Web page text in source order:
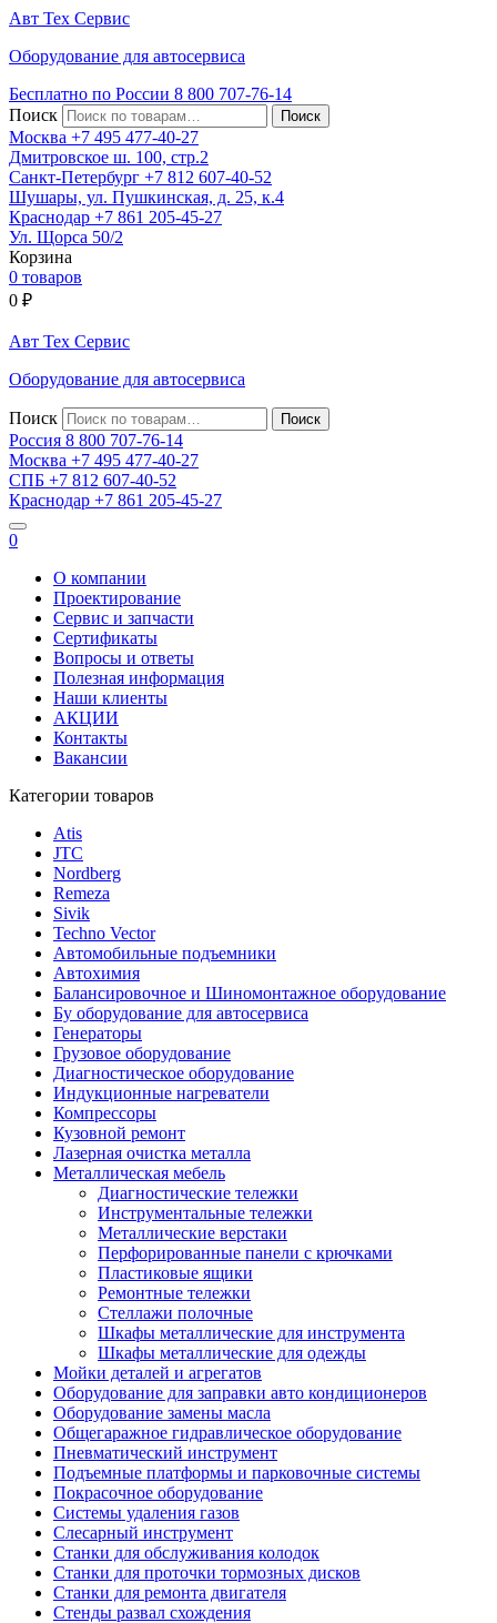
Авт Тех Сервис
Оборудование для автосервиса
Бесплатно по России 8 800 707-76-14
Поиск
Москва +7 495 477-40-27
Дмитровское ш. 100, стр.2
Санкт-Петербург +7 812 607-40-52
Шушары, ул. Пушкинская, д. 25, к.4
Краснодар +7 861 205-45-27
Ул. Щорса 50/2
Корзина
0 товаров
0 ₽
Авт Тех Сервис
Оборудование для автосервиса
Поиск
Россия 8 800 707-76-14
Москва +7 495 477-40-27
СПБ +7 812 607-40-52
Краснодар +7 861 205-45-27
0
О компании
Проектирование
Сервис и запчасти
Сертификаты
Вопросы и ответы
Полезная информация
Наши клиенты
АКЦИИ
Контакты
Вакансии
Категории товаров
Atis
JTC
Nordberg
Remeza
Sivik
Techno Vector
Автомобильные подъемники
Автохимия
Балансировочное и Шиномонтажное оборудование
Бу оборудование для автосервиса
Генераторы
Грузовое оборудование
Диагностическое оборудование
Индукционные нагреватели
Компрессоры
Кузовной ремонт
Лазерная очистка металла
Металлическая мебель
Диагностические тележки
Инструментальные тележки
Металлические верстаки
Перфорированные панели с крючками
Пластиковые ящики
Ремонтные тележки
Стеллажи полочные
Шкафы металлические для инструмента
Шкафы металлические для одежды
Мойки деталей и агрегатов
Оборудование для заправки авто кондиционеров
Оборудование замены масла
Общегаражное гидравлическое оборудование
Пневматический инструмент
Подъемные платформы и парковочные системы
Покрасочное оборудование
Системы удаления газов
Слесарный инструмент
Станки для обслуживания колодок
Станки для проточки тормозных дисков
Станки для ремонта двигателя
Стенды развал схождения